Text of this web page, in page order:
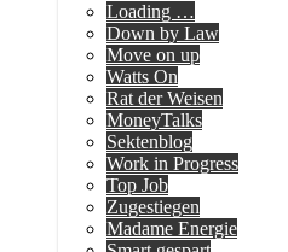
Loading …
Down by Law
Move on up
Watts On
Rat der Weisen
MoneyTalks
Sektenblog
Work in Progress
Top Job
Zugestiegen
Madame Energie